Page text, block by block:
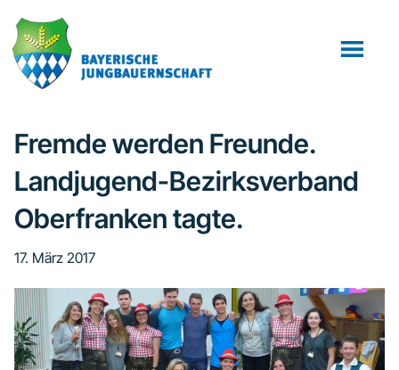
Inhalt
springen
Seitenspalte
springen
Fußzeile
springen
Fremde werden Freunde.
Landjugend-Bezirksverband
Oberfranken tagte.
17. März 2017